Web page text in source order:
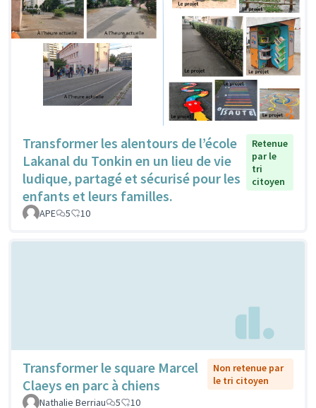
Transformer les alentours de l’école
Lakanal du Tonkin en un lieu de vie
ludique, partagé et sécurisé pour les
enfants et leurs familles.
Retenue
par le
tri
citoyen
APE 5 10
Transformer le square Marcel
Claeys en parc à chiens
Non retenue par
le tri citoyen
Nathalie Berriau
5 10